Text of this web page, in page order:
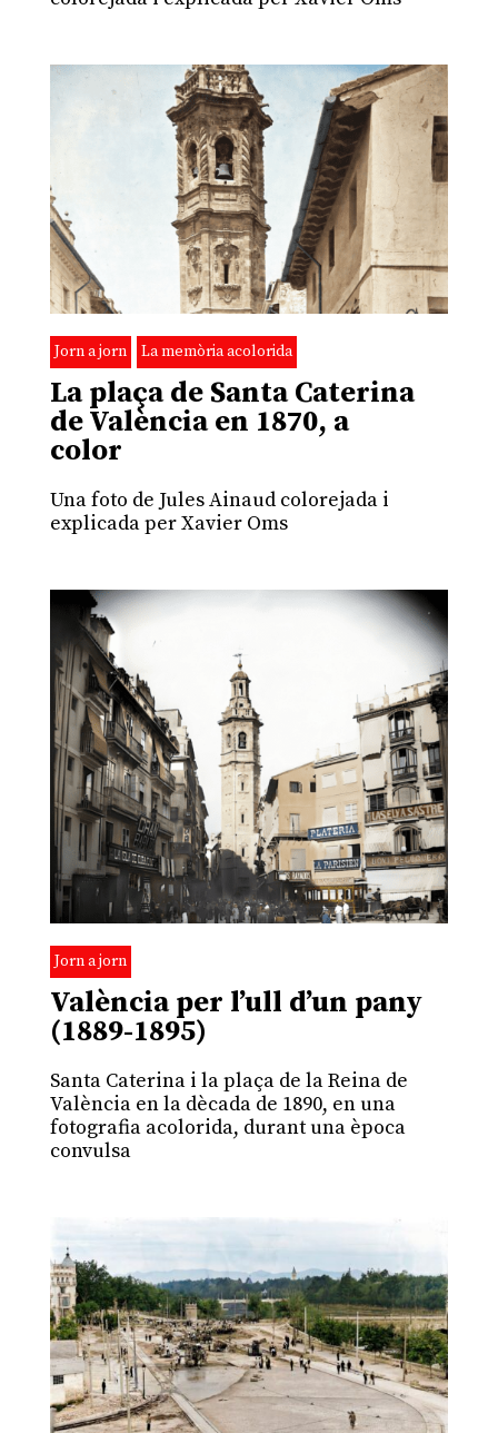
Jorn a jorn La memòria acolorida
La plaça de Santa Caterina
de València en 1870, a
color
Una foto de Jules Ainaud colorejada i
explicada per Xavier Oms
Jorn a jorn
València per l’ull d’un pany
(1889-1895)
Santa Caterina i la plaça de la Reina de
València en la dècada de 1890, en una
fotografia acolorida, durant una època
convulsa